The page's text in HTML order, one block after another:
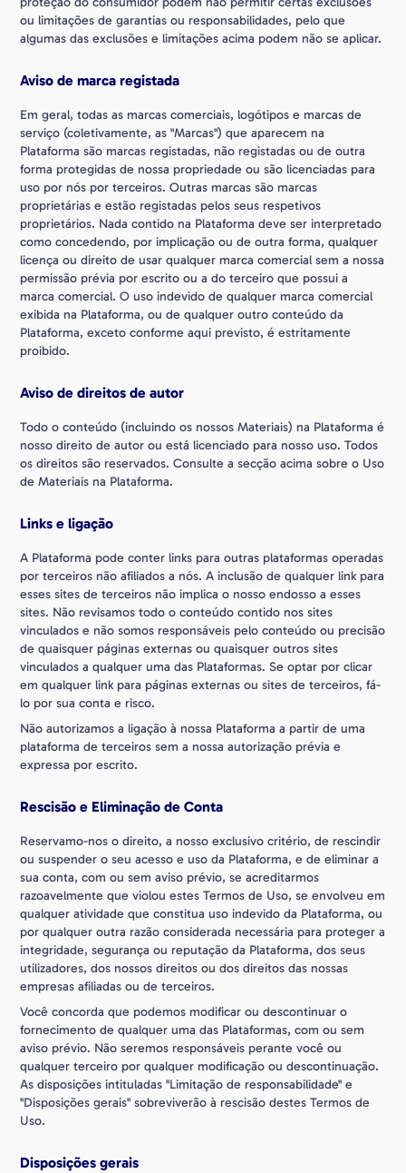
ou limitações de garantias ou responsabilidades, pelo que
algumas das exclusões e limitações acima podem não se aplicar.
Aviso de marca registada
Em geral, todas as marcas comerciais, logótipos e marcas de
serviço (coletivamente, as "Marcas") que aparecem na
Plataforma são marcas registadas, não registadas ou de outra
forma protegidas de nossa propriedade ou são licenciadas para
uso por nós por terceiros. Outras marcas são marcas
proprietárias e estão registadas pelos seus respetivos
proprietários. Nada contido na Plataforma deve ser interpretado
como concedendo, por implicação ou de outra forma, qualquer
licença ou direito de usar qualquer marca comercial sem a nossa
permissão prévia por escrito ou a do terceiro que possui a
marca comercial. O uso indevido de qualquer marca comercial
exibida na Plataforma, ou de qualquer outro conteúdo da
Plataforma, exceto conforme aqui previsto, é estritamente
proibido.
Aviso de direitos de autor
Todo o conteúdo (incluindo os nossos Materiais) na Plataforma é
nosso direito de autor ou está licenciado para nosso uso. Todos
os direitos são reservados. Consulte a secção acima sobre o Uso
de Materiais na Plataforma.
Links e ligação
A Plataforma pode conter links para outras plataformas operadas
por terceiros não afiliados a nós. A inclusão de qualquer link para
esses sites de terceiros não implica o nosso endosso a esses
sites. Não revisamos todo o conteúdo contido nos sites
vinculados e não somos responsáveis pelo conteúdo ou precisão
de quaisquer páginas externas ou quaisquer outros sites
vinculados a qualquer uma das Plataformas. Se optar por clicar
em qualquer link para páginas externas ou sites de terceiros, fá-
lo por sua conta e risco.
Não autorizamos a ligação à nossa Plataforma a partir de uma
plataforma de terceiros sem a nossa autorização prévia e
expressa por escrito.
Rescisão e Eliminação de Conta
Reservamo-nos o direito, a nosso exclusivo critério, de rescindir
ou suspender o seu acesso e uso da Plataforma, e de eliminar a
sua conta, com ou sem aviso prévio, se acreditarmos
razoavelmente que violou estes Termos de Uso, se envolveu em
qualquer atividade que constitua uso indevido da Plataforma, ou
por qualquer outra razão considerada necessária para proteger a
integridade, segurança ou reputação da Plataforma, dos seus
utilizadores, dos nossos direitos ou dos direitos das nossas
empresas afiliadas ou de terceiros.
Você concorda que podemos modificar ou descontinuar o
fornecimento de qualquer uma das Plataformas, com ou sem
aviso prévio. Não seremos responsáveis perante você ou
qualquer terceiro por qualquer modificação ou descontinuação.
As disposições intituladas "Limitação de responsabilidade" e
"Disposições gerais" sobreviverão à rescisão destes Termos de
Uso.
Disposições gerais